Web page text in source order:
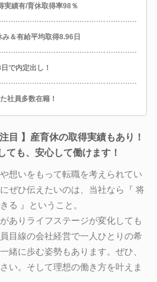
実績有/育休取得率98％
み＆有給平均取得8.96日
で内定出し！
社員多数在籍！
目 】産育休の取得実績もあり！
ても、安心して働けます！
想いをもって転職を考えられてい
ぜひ伝えたいのは、当社なら『 将
る 』ということ。
ありライフステージが変化しても
目線の会社経営で一人ひとりの希
緒に歩む姿勢もあります。ぜひ、
い。そして理想の働き方を叶えま